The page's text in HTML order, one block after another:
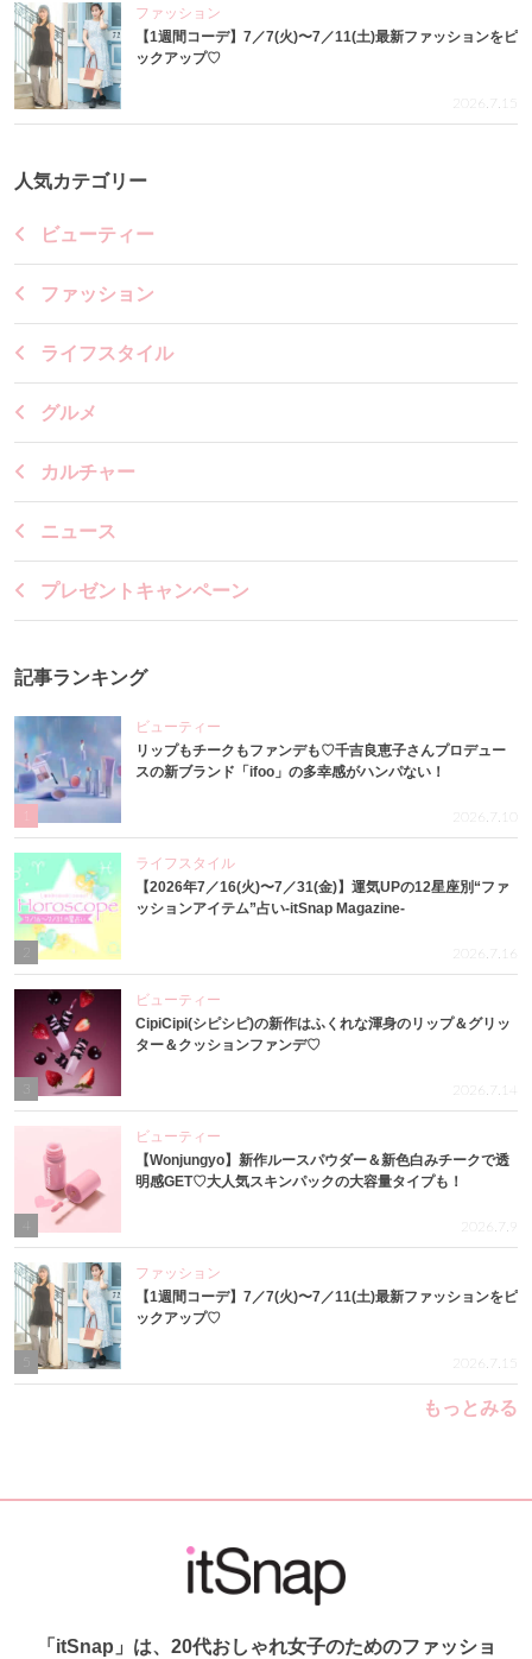
ファッション
【1週間コーデ】7／7(火)〜7／11(土)最新ファッションをピ
ックアップ♡
2026.7.15
人気カテゴリー
ビューティー
ファッション
ライフスタイル
グルメ
カルチャー
ニュース
プレゼントキャンペーン
記事ランキング
ビューティー
リップもチークもファンデも♡千吉良恵子さんプロデュー
スの新ブランド「ifoo」の多幸感がハンパない！
2026.7.10
ライフスタイル
【2026年7／16(火)〜7／31(金)】運気UPの12星座別“ファ
ッションアイテム”占い-itSnap Magazine-
2026.7.16
3
ビューティー
CipiCipi(シピシピ)の新作はふくれな渾身のリップ＆グリッ
ター＆クッションファンデ♡
2026.7.14
ビューティー
【Wonjungyo】新作ルースパウダー＆新色白みチークで透
明感GET♡大人気スキンパックの大容量タイプも！
2026.7.9
ファッション
【1週間コーデ】7／7(火)〜7／11(土)最新ファッションをピ
ックアップ♡
2026.7.15
もっとみる
「itSnap」は、20代おしゃれ女子のためのファッショ